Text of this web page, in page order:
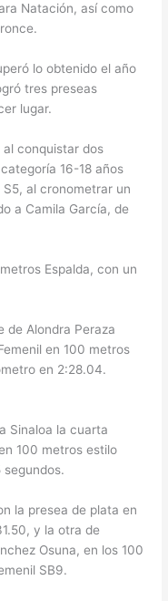
Natación, así como
lo obtenido el año
tres preseas
lugar.
conquistar dos
16-18 años
al cronometrar un
a Camila García, de
Espalda, con un
de Alondra Peraza
en 100 metros
en 2:28.04.
Sinaloa la cuarta
100 metros estilo
segundos.
la presea de plata en
y la otra de
Osuna, en los 100
SB9.